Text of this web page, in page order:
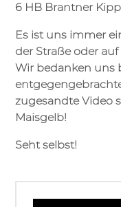
6 HB Brantner
Es ist uns immer
der Straße oder
Wir bedanken uns
zugesandte Video
Maisgelb!
Seht selbst!